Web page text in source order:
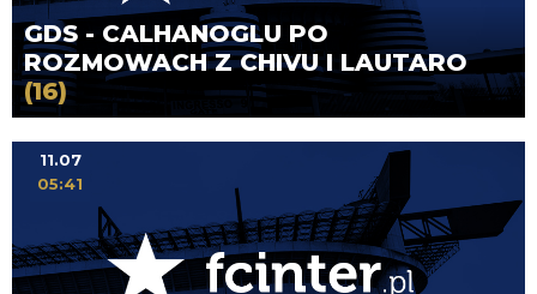
GDS - CALHANOGLU PO
ROZMOWACH Z CHIVU I LAUTARO
(16)
11.07
05:41